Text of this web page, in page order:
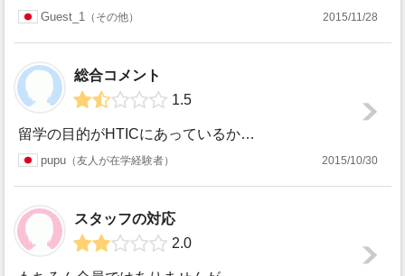
Guest_1 その他 2015/11/28
総合コメント
1.5
留学の目的がHTICにあっているか入学前に良く検討した方が良いと思います。 2015年4月にワイキキからカポレイに移転になりました。校舎はUHWOの隣りで...
pupu 友人が在学経験者 2015/10/30
スタッフの対応
2.0